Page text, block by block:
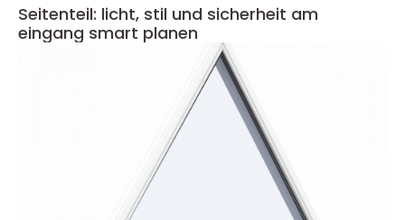
Seitenteil: licht, stil und sicherheit am
eingang smart planen